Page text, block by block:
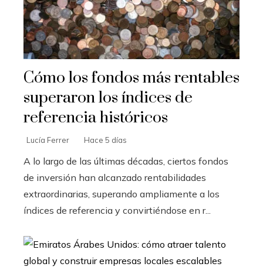
Cómo los fondos más rentables
superaron los índices de
referencia históricos
Lucía Ferrer Hace 5 días
A lo largo de las últimas décadas, ciertos fondos
de inversión han alcanzado rentabilidades
extraordinarias, superando ampliamente a los
índices de referencia y convirtiéndose en r...